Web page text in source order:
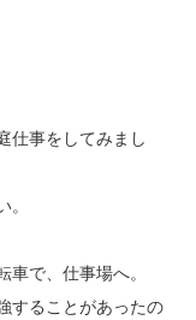
仕事をしてみまし
で、仕事場へ。
することがあったの